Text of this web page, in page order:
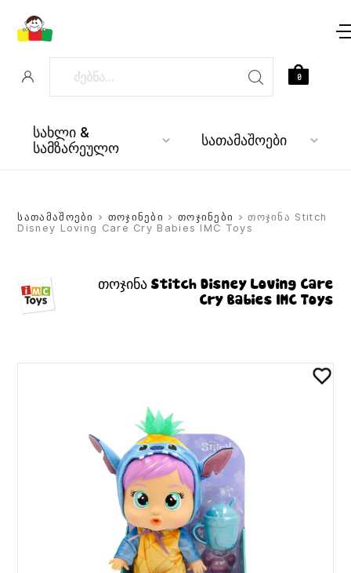
სახლი &
სამზარეულო სათამაშოები
0
სათამაშოები > თოჯინები > თოჯინები > თოჯინა Stitch
Disney Loving Care Cry Babies IMC Toys
თოჯინა Stitch Disney Loving Care
Cry Babies IMC Toys